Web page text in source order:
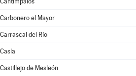
Carbonero el Mayor
Carrascal del Río
Casla
Castillejo de Mesleón